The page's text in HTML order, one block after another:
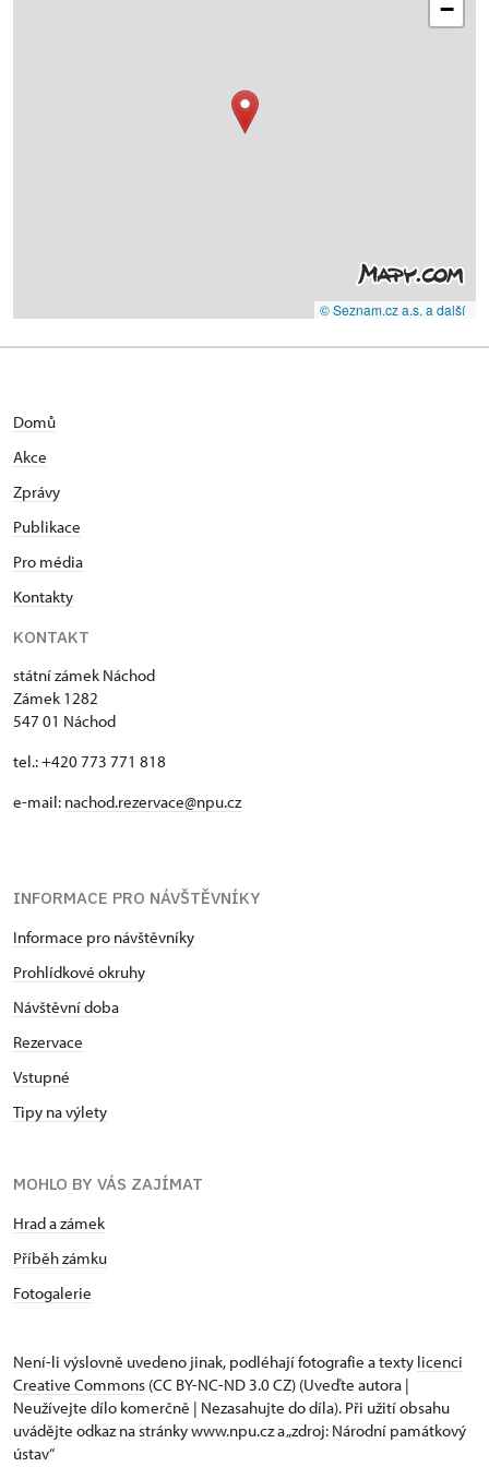
−
© Seznam.cz a.s. a další
Domů
Akce
Zprávy
Publikace
Pro média
Kontakty
KONTAKT
státní zámek Náchod
Zámek 1282
547 01 Náchod
tel.: +420 773 771 818
e-mail: nachod.rezervace@npu.cz
INFORMACE PRO NÁVŠTĚVNÍKY
Informace pro návštěvníky
Prohlídkové okruhy
Návštěvní doba
Rezervace
Vstupné
Tipy na výlety
MOHLO BY VÁS ZAJÍMAT
Hrad a zámek
Příběh zámku
Fotogalerie
Není-li výslovně uvedeno jinak, podléhají fotografie a texty licenci
Creative Commons (CC BY-NC-ND 3.0 CZ) (Uveďte autora |
Neužívejte dílo komerčně | Nezasahujte do díla). Při užití obsahu
uvádějte odkaz na stránky www.npu.cz a „zdroj: Národní památkový
ústav“